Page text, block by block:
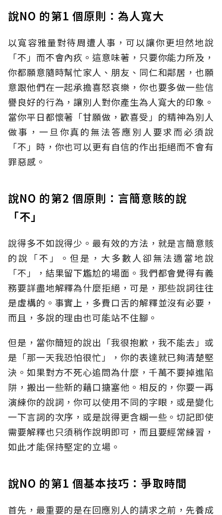
說NO 的第1 個原則：為人寬大
以寬容雅量對待周遭人事，可以讓你更坦然地說
「不」而不會內疚。這意味著，只要你能力所及，
你都願意隨時幫忙家人、朋友、同仁和鄰居，也願
意跟他們在一起承擔喜怒哀樂，你也要多做一些信
譽良好的行為，讓別人對你產生為人寬大的印象。
當你平日都懷著「甘願做，歡喜受」的精神為別人
做事，一旦你真的無法答應別人要求而必須說
「不」時，你也可以更有自信的作出拒絕而不會有
罪惡感。
說NO 的第2 個原則：言簡意賅的說
「不」
說得多不如說得少。最有效的方法，就是言簡意賅
的說「不」。但是，大多數人卻無法適當地說
「不」，結果留下尷尬的場面。我們都會覺得有義
務要詳盡地解釋為什麼拒絕，可是，那些說詞往往
是虛構的。事實上，多費口舌的解釋並沒有必要，
而且，多說的理由也可能站不住腳。
但是，當你簡短的說出「我很抱歉，我不能去」或
是「那一天我恐怕很忙」，你的表達就已夠清楚堅
決。如果對方不死心追問為什麼，千萬不要掉進陷
阱，搬出一些新的藉口搪塞他。相反的，你要一再
演練你的說詞，你可以使用不同的字眼，或是變化
一下言詞的次序，或是說得更含糊一些。切記即使
需要解釋也只須稍作說明即可，而且要經常練習，
如此才能保持堅定的立場。
說NO 的第1 個基本技巧：爭取時間
首先，最重要的是在回應別人的請求之前，先養成